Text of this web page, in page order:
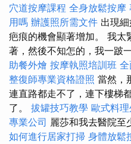
穴道按摩課程 全身放鬆按摩
用嗎 辦護照所需文件 出現
疤痕的機會顯著增加。 我太
著，然後不知怎的，我一跛
助餐外燴 按摩執照培訓班
整復師專業資格證照 當然，
連直路都走不了，連下樓梯
了。 拔罐技巧教學 歐式料
專業公司 麗莎和我去醫院至
如何進行居家打掃 身體放鬆